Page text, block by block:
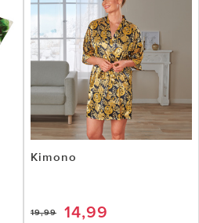
Kimono
19,99 14,99